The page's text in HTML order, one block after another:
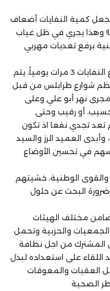
كمية النفايات أضعاف
وهذا يجري في ظل غياب
برفع تعديات مهربي
ثالثا: رغم الجهود التي تبذل برفع النفايات 3 مرات يومياً، يتم
شوارع طرابلس من قبل
نهر أبو علي وعلى
أو رقيب وحتى
تعد تجدي نفعا اذ تكون
العميد الرز والسيد
في تحسين الأوضاع
والقوى الوطنية، خشيتهم
البحث عن حلول
مختلف الهيئات
والحزبية وتحمل
المشترك من اجل نظافة
اللقاء على استعداده لبذل
العقبات والمعوقات
الصحية